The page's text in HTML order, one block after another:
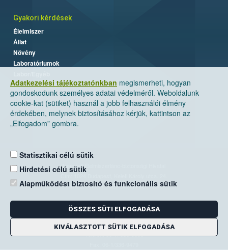
Adatkezelési tájékoztatónkban megismerheti, hogyan
gondoskodunk személyes adatai védelméről. Weboldalunk
cookie-kat (sütiket) használ a jobb felhasználói élmény
érdekében, melynek biztosításához kérjük, kattintson az
„Elfogadom” gombra.
Statisztikai célú sütik
Hirdetési célú sütik
Alapműködést biztosító és funkcionális sütik
ÖSSZES SÜTI ELFOGADÁSA
KIVÁLASZTOTT SÜTIK ELFOGADÁSA
Gyakori kérdések
Élelmiszer
Állat
Növény
Laboratóriumok
Nemzeti Élelmiszerlánc-biztonsági Hivatal
Levelezési cím: 1525 Budapest. Pf. 30.
E-mail:ugyfelszolgalat@nebih.gov.hu
Zöld szám: 06-80/263-244
Telefon: 06-1/ 336-9000